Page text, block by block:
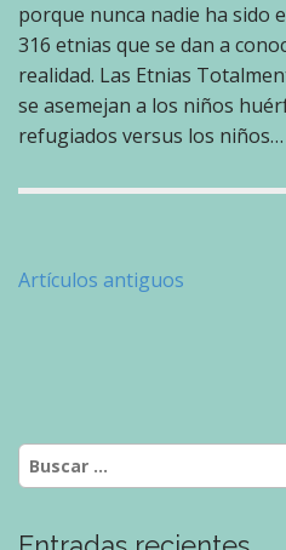
porque nunca nadie ha sido
316 etnias que se dan a
realidad. Las Etnias
se asemejan a los niños
refugiados versus los niños…
Navegación
Artículos antiguos
Buscar: